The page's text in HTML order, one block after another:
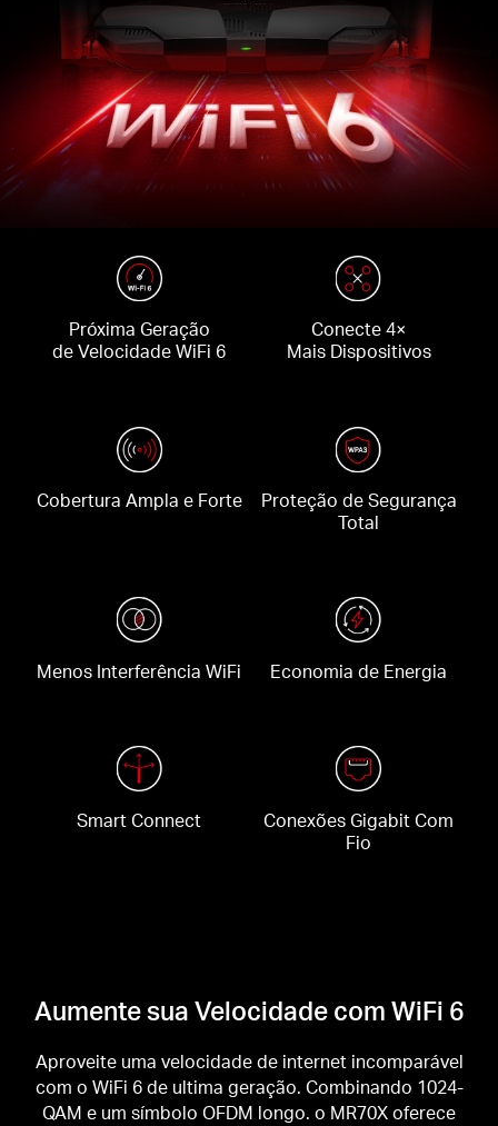
Próxima Geração
de Velocidade WiFi 6
Conecte 4×
Mais Dispositivos
Cobertura Ampla e Forte
Proteção de Segurança
Total
Menos Interferência WiFi Economia de Energia
Smart Connect
Conexões Gigabit Com
Fio
Aumente sua Velocidade com WiFi 6
Aproveite uma velocidade de internet incomparável
com o WiFi 6 de ultima geração. Combinando 1024-
QAM e um símbolo OFDM longo. o MR70X oferece